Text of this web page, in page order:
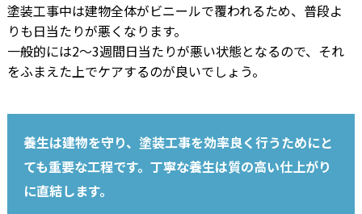
塗装工事中は建物全体がビニールで覆われるため、普段よ
りも日当たりが悪くなります。
一般的には2～3週間日当たりが悪い状態となるので、それ
をふまえた上でケアするのが良いでしょう。
養生は建物を守り、塗装工事を効率良く行うためにと
ても重要な工程です。丁寧な養生は質の高い仕上がり
に直結します。